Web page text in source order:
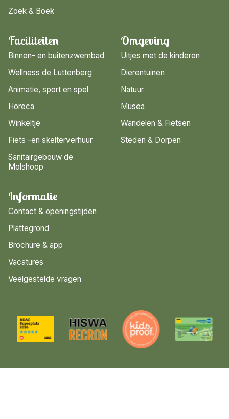
Zoek & Boek
Faciliteiten
Binnen- en buitenzwembad
Wellness de Luttenberg
Animatie, sport en spel
Horeca
Winkeltje
Fiets -en skelterverhuur
Sanitairgebouw de
Molshoop
Omgeving
Uitjes met de kinderen
Dierentuinen
Natuur
Musea
Wandelen & Fietsen
Steden & Dorpen
Informatie
Contact & openingstijden
Plattegrond
Brochure & app
Vacatures
Veelgestelde vragen